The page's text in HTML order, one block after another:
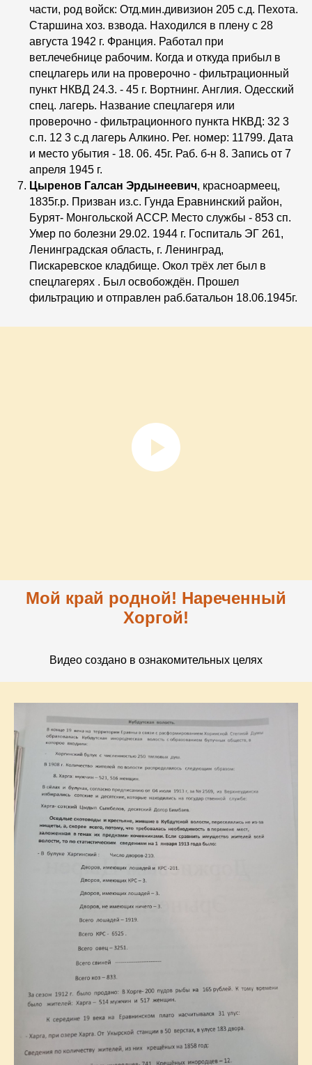
части, род войск: Отд.мин.дивизион 205 с.д. Пехота.
Старшина хоз. взвода. Находился в плену с 28
августа 1942 г. Франция. Работал при
вет.лечебнице рабочим. Когда и откуда прибыл в
спецлагерь или на проверочно - фильтрационный
пункт НКВД 24.3. - 45 г. Вортнинг. Англия. Одесский
спец. лагерь. Название спецлагеря или
проверочно - фильтрационного пункта НКВД: 32 3
с.п. 12 3 с.д лагерь Алкино. Рег. номер: 11799. Дата
и место убытия - 18. 06. 45г. Раб. б-н 8. Запись от 7
апреля 1945 г.
Цыренов Галсан Эрдынеевич, красноармеец,
1835г.р. Призван из.с. Гунда Еравнинский район,
Бурят- Монгольской АССР. Место службы - 853 сп.
Умер по болезни 29.02. 1944 г. Госпиталь ЭГ 261,
Ленинградская область, г. Ленинград,
Пискаревское кладбище. Окол трёх лет был в
спецлагерях . Был освобождён. Прошел
фильтрацию и отправлен раб.батальон 18.06.1945г.
Мой край родной! Нареченный
Хоргой!
Видео создано в ознакомительных целях